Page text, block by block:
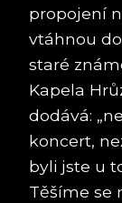
propojení
vtáhnou
staré
Kapela
dodává:
koncert,
byli jste u
Těšíme se